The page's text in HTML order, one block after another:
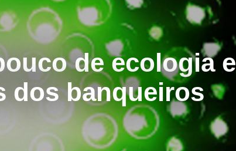
de ecologia e
dos banqueiros